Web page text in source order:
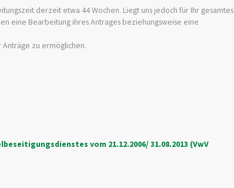
derzeit etwa 44 Wochen. Liegt uns jedoch für Ihr gesamtes
eine Bearbeitung ihres Antrages beziehungsweise eine
zu ermöglichen.
vom 21.12.2006/ 31.08.2013 (VwV